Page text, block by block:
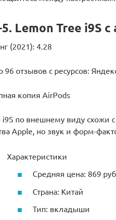
Lemon Tree i9S
(2021): 4.28
96 отзывов с ресурсов:
копия AirPods
i9S по внешнему виду схожи
Apple, но звук и форм-
Характеристики
Средняя цена: 869
Страна: Китай
Тип: вкладыши